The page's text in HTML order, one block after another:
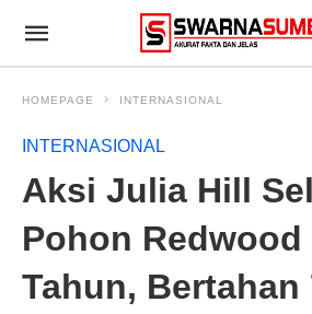
HOMEPAGE INTERNASIONAL
INTERNASIONAL
Aksi Julia Hill
Pohon Redwood
Tahun, Bertahan